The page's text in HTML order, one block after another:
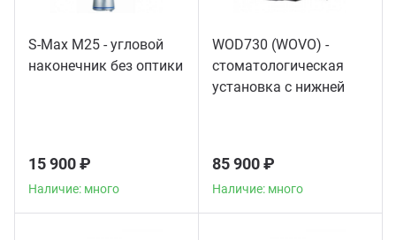
S-Max M25 - угловой
наконечник без оптики
15 900 ₽
Наличие: много
WOD730 (WOVO) -
стоматологическая
установка с нижней
85 900 ₽
Наличие: много